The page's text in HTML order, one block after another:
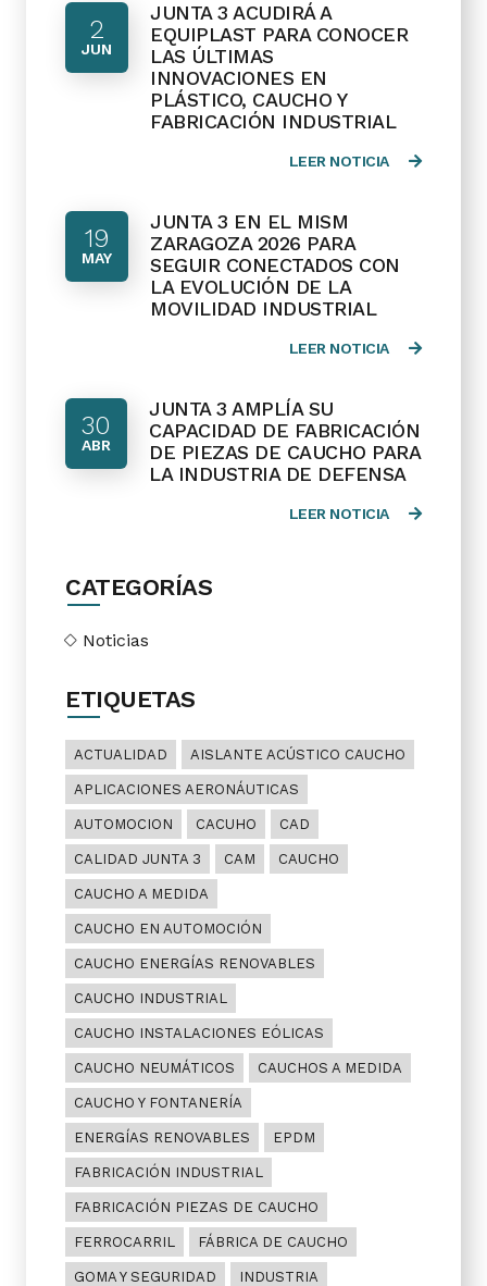
2
JUN
JUNTA 3 ACUDIRÁ A
EQUIPLAST PARA CONOCER
LAS ÚLTIMAS
INNOVACIONES EN
PLÁSTICO, CAUCHO Y
FABRICACIÓN INDUSTRIAL
LEER NOTICIA
19
MAY
JUNTA 3 EN EL MISM
ZARAGOZA 2026 PARA
SEGUIR CONECTADOS CON
LA EVOLUCIÓN DE LA
MOVILIDAD INDUSTRIAL
LEER NOTICIA
30
ABR
JUNTA 3 AMPLÍA SU
CAPACIDAD DE FABRICACIÓN
DE PIEZAS DE CAUCHO PARA
LA INDUSTRIA DE DEFENSA
LEER NOTICIA
CATEGORÍAS
Noticias
ETIQUETAS
ACTUALIDAD AISLANTE ACÚSTICO CAUCHO
APLICACIONES AERONÁUTICAS
AUTOMOCION CACUHO CAD
CALIDAD JUNTA 3 CAM CAUCHO
CAUCHO A MEDIDA
CAUCHO EN AUTOMOCIÓN
CAUCHO ENERGÍAS RENOVABLES
CAUCHO INDUSTRIAL
CAUCHO INSTALACIONES EÓLICAS
CAUCHO NEUMÁTICOS CAUCHOS A MEDIDA
CAUCHO Y FONTANERÍA
ENERGÍAS RENOVABLES EPDM
FABRICACIÓN INDUSTRIAL
FABRICACIÓN PIEZAS DE CAUCHO
FERROCARRIL FÁBRICA DE CAUCHO
GOMA Y SEGURIDAD INDUSTRIA